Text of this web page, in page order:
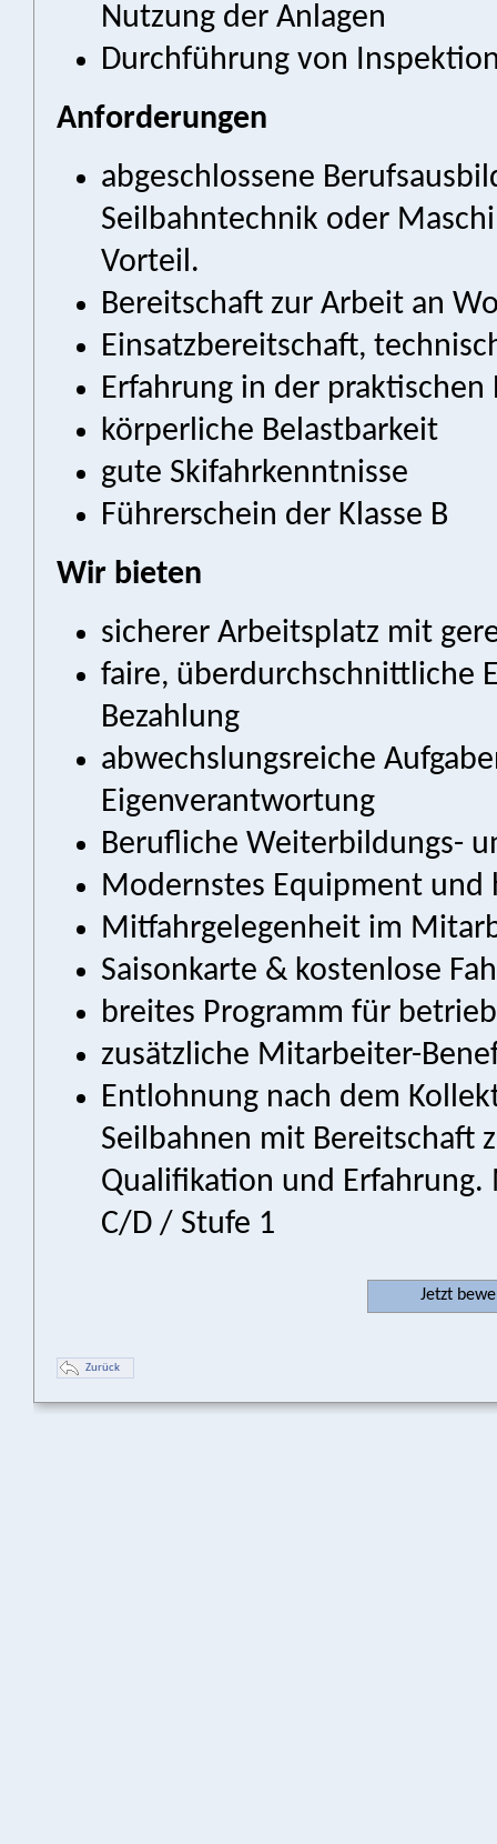
Nutzung der Anlagen
Durchführung von
Anforderungen
abgeschlossene
Seilbahntechnik oder
Vorteil.
Bereitschaft zur Arbeit an
Einsatzbereitschaft,
Erfahrung in der
körperliche Belastbarkeit
gute Skifahrkenntnisse
Führerschein der Klasse B
Wir bieten
sicherer Arbeitsplatz mit
faire, überdurchschnittliche
Bezahlung
abwechslungsreiche
Eigenverantwortung
Berufliche Weiterbildungs-
Modernstes Equipment
Mitfahrgelegenheit im
Saisonkarte & kostenlose
breites Programm für
zusätzliche Mitarbeiter-
Entlohnung nach dem
Seilbahnen mit Bereitschaft
Qualifikation und
C/D / Stufe 1
Jetzt
Zurück